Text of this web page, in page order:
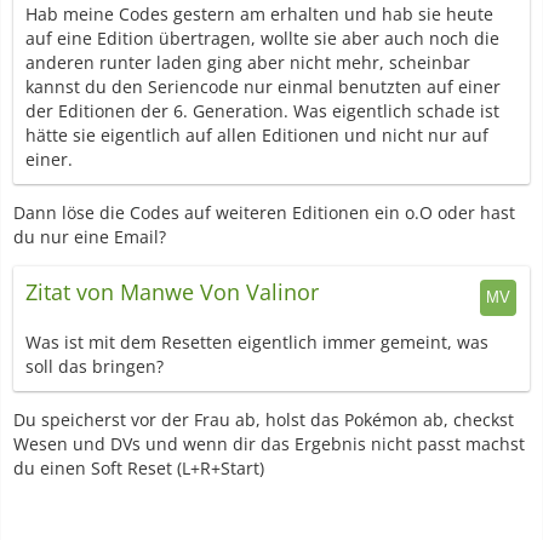
Hab meine Codes gestern am erhalten und hab sie heute
auf eine Edition übertragen, wollte sie aber auch noch die
anderen runter laden ging aber nicht mehr, scheinbar
kannst du den Seriencode nur einmal benutzten auf einer
der Editionen der 6. Generation. Was eigentlich schade ist
hätte sie eigentlich auf allen Editionen und nicht nur auf
einer.
Dann löse die Codes auf weiteren Editionen ein o.O oder hast
du nur eine Email?
Zitat von Manwe Von Valinor
Was ist mit dem Resetten eigentlich immer gemeint, was
soll das bringen?
Du speicherst vor der Frau ab, holst das Pokémon ab, checkst
Wesen und DVs und wenn dir das Ergebnis nicht passt machst
du einen Soft Reset (L+R+Start)